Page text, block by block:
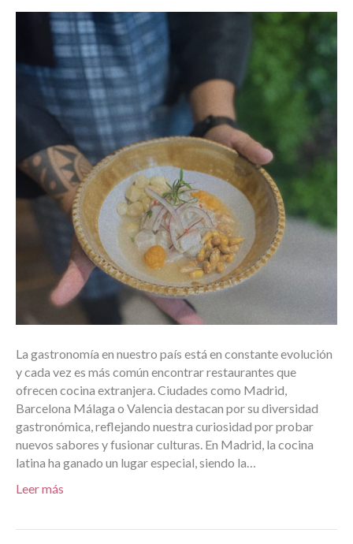
La gastronomía en nuestro país está en constante evolución
y cada vez es más común encontrar restaurantes que
ofrecen cocina extranjera. Ciudades como Madrid,
Barcelona Málaga o Valencia destacan por su diversidad
gastronómica, reflejando nuestra curiosidad por probar
nuevos sabores y fusionar culturas. En Madrid, la cocina
latina ha ganado un lugar especial, siendo la…
Leer más